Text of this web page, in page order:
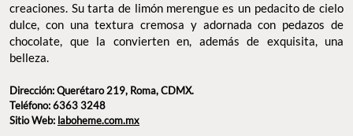
creaciones. Su tarta de limón merengue es un pedacito de cielo
dulce, con una textura cremosa y adornada con pedazos de
chocolate, que la convierten en, además de exquisita, una
belleza.
Dirección: Querétaro 219, Roma, CDMX.
Teléfono: 6363 3248
Sitio Web: laboheme.com.mx